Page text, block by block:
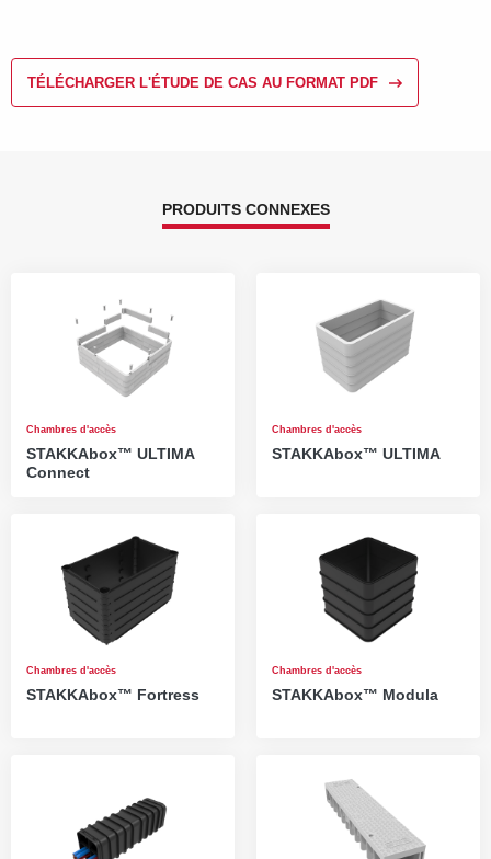
TÉLÉCHARGER L'ÉTUDE DE CAS AU FORMAT PDF
PRODUITS CONNEXES
Chambres d'accès
STAKKAbox™ ULTIMA
Connect
Chambres d'accès
STAKKAbox™ ULTIMA
Chambres d'accès
STAKKAbox™ Fortress
Chambres d'accès
STAKKAbox™ Modula